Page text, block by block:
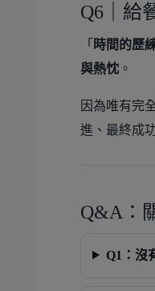
Q6｜給
「 時間的歷
與熱忱 。
因為唯有完
進、最終成
Q&A：
Q1：沒